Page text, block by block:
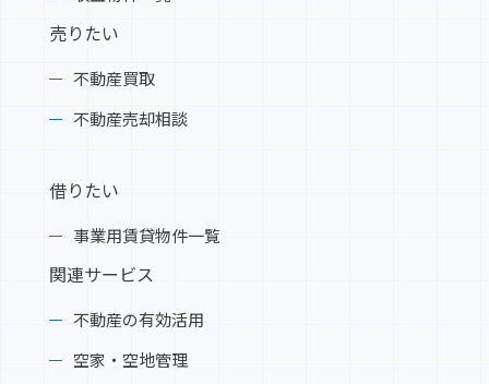
2025-05-19
山目十二神分譲地 西街区 お陰様で完売いたし
ました
2025-05-12
ます！令和7年5月25日（日）14：00～15：00
ださい
2025-04-22
売りたい
不動産買取
不動産売却相談
借りたい
事業用賃貸物件一覧
関連サービス
不動産の有効活用
空家・空地管理